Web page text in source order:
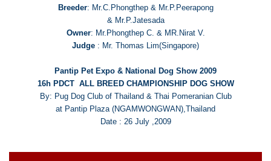
Breeder: Mr.C.Phongthep & Mr.P.Peerapong
& Mr.P.Jatesada
Owner: Mr.Phongthep C. & MR.Nirat V.
Judge : Mr. Thomas Lim(Singapore)
Pantip Pet Expo & National Dog Show 2009
16h PDCT ALL BREED CHAMPIONSHIP DOG SHOW
By: Pug Dog Club of Thailand & Thai Pomeranian Club
at Pantip Plaza (NGAMWONGWAN),Thailand
Date : 26 July ,2009